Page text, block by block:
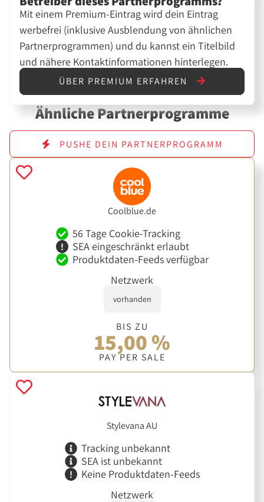
Mit einem Premium-Eintrag wird dein Eintrag
werbefrei (inklusive Ausblendung von ähnlichen
Partnerprogrammen) und du kannst ein Titelbild
und nähere Kontaktinformationen hinterlegen.
ÜBER PREMIUM ERFAHREN
Ähnliche Partnerprogramme
PUSHE DEIN PARTNERPROGRAMM
Coolblue.de
56 Tage Cookie-Tracking
SEA eingeschränkt erlaubt
Produktdaten-Feeds verfügbar
Netzwerk
vorhanden
BIS ZU
15,00 %
PAY PER SALE
Stylevana AU
Tracking unbekannt
SEA ist unbekannt
Keine Produktdaten-Feeds
Netzwerk